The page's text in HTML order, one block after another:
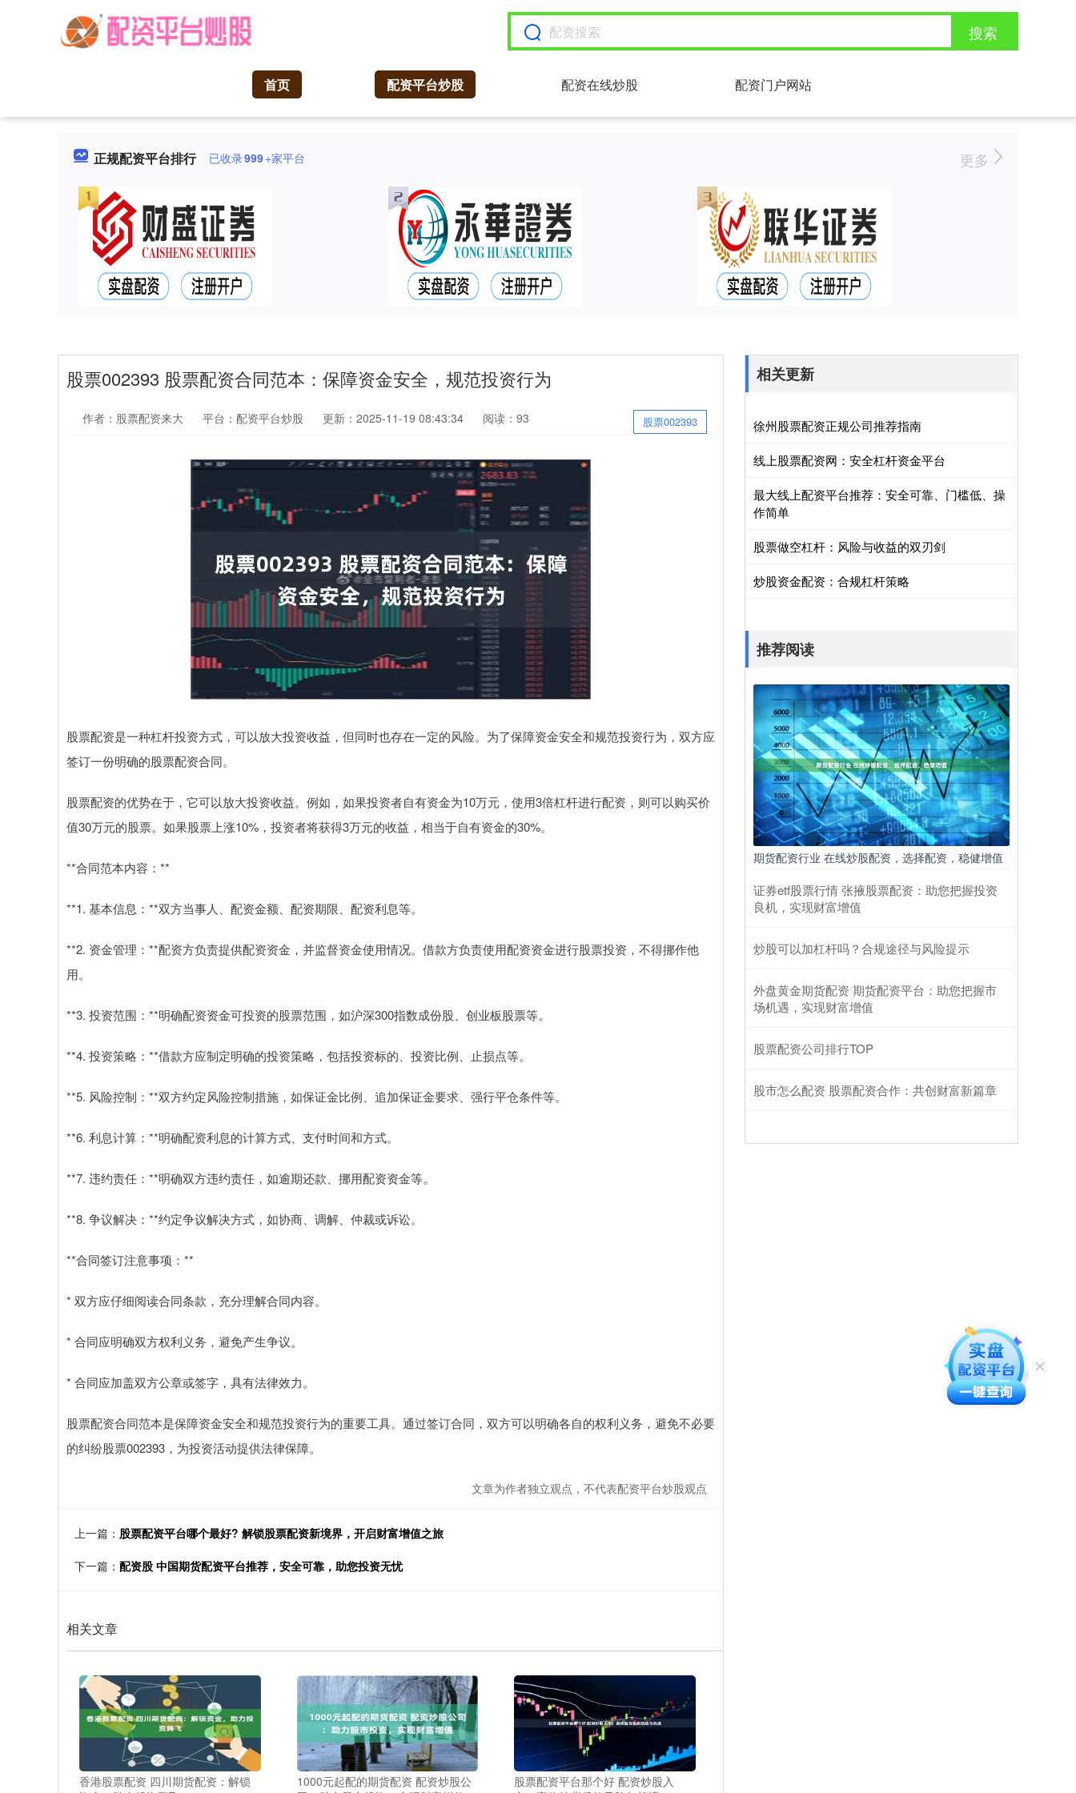
搜索
首页 配资平台炒股 配资在线炒股 配资门户网站
正规配资平台排行 已收录999+家平台 更多
股票002393 股票配资合同范本：保障资金安全，规范投资行为
股票002393
作者：股票配资来大 平台：配资平台炒股 更新：2025-11-19 08:43:34 阅读：93
股票配资是一种杠杆投资方式，可以放大投资收益，但同时也存在一定的风险。为了保障资金安全和规范投资行为，双方应
签订一份明确的股票配资合同。
股票配资的优势在于，它可以放大投资收益。例如，如果投资者自有资金为10万元，使用3倍杠杆进行配资，则可以购买价
值30万元的股票。如果股票上涨10%，投资者将获得3万元的收益，相当于自有资金的30%。
**合同范本内容：**
**1. 基本信息：**双方当事人、配资金额、配资期限、配资利息等。
**2. 资金管理：**配资方负责提供配资资金，并监督资金使用情况。借款方负责使用配资资金进行股票投资，不得挪作他
用。
**3. 投资范围：**明确配资资金可投资的股票范围，如沪深300指数成份股、创业板股票等。
**4. 投资策略：**借款方应制定明确的投资策略，包括投资标的、投资比例、止损点等。
**5. 风险控制：**双方约定风险控制措施，如保证金比例、追加保证金要求、强行平仓条件等。
**6. 利息计算：**明确配资利息的计算方式、支付时间和方式。
**7. 违约责任：**明确双方违约责任，如逾期还款、挪用配资资金等。
**8. 争议解决：**约定争议解决方式，如协商、调解、仲裁或诉讼。
**合同签订注意事项：**
* 双方应仔细阅读合同条款，充分理解合同内容。
* 合同应明确双方权利义务，避免产生争议。
* 合同应加盖双方公章或签字，具有法律效力。
股票配资合同范本是保障资金安全和规范投资行为的重要工具。通过签订合同，双方可以明确各自的权利义务，避免不必要
的纠纷股票002393，为投资活动提供法律保障。
文章为作者独立观点，不代表配资平台炒股观点
上一篇： 股票配资平台哪个最好? 解锁股票配资新境界，开启财富增值之旅
下一篇： 配资股 中国期货配资平台推荐，安全可靠，助您投资无忧
相关文章
香港股票配资 四川期货配资：解锁
1000元起配的期货配资 配资炒股公
股票配资平台那个好 配资炒股入
相关更新
徐州股票配资正规公司推荐指南
线上股票配资网：安全杠杆资金平台
最大线上配资平台推荐：安全可靠、门槛低、操
作简单
股票做空杠杆：风险与收益的双刃剑
炒股资金配资：合规杠杆策略
推荐阅读
期货配资行业 在线炒股配资，选择配资，稳健增值
证券etf股票行情 张掖股票配资：助您把握投资
良机，实现财富增值
炒股可以加杠杆吗？合规途径与风险提示
外盘黄金期货配资 期货配资平台：助您把握市
场机遇，实现财富增值
股票配资公司排行TOP
股市怎么配资 股票配资合作：共创财富新篇章